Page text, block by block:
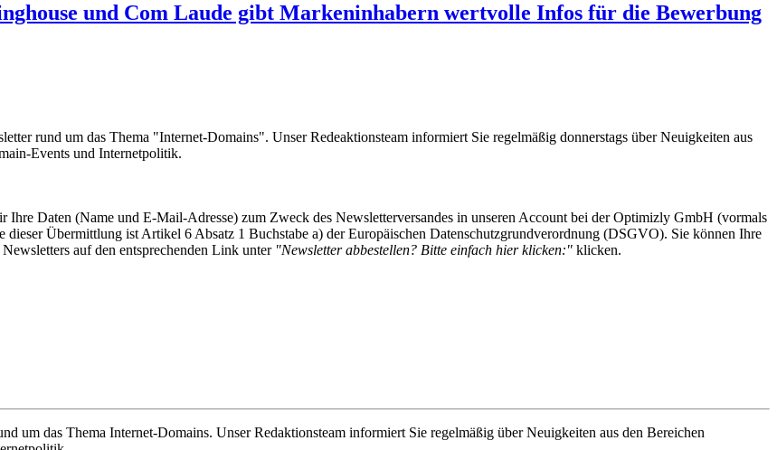
und Com Laude gibt Markeninhabern wertvolle Infos für die Bewerbung
rund um das Thema "Internet-Domains". Unser Redeaktionsteam informiert Sie regelmäßig donnerstags über Neuigkeiten aus
Events und Internetpolitik.
Daten (Name und E-Mail-Adresse) zum Zweck des Newsletterversandes in unseren Account bei der Optimizly GmbH (vormals
Übermittlung ist Artikel 6 Absatz 1 Buchstabe a) der Europäischen Datenschutzgrundverordnung (DSGVO). Sie können Ihre
auf den entsprechenden Link unter "Newsletter abbestellen? Bitte einfach hier klicken:" klicken.
um das Thema Internet-Domains. Unser Redaktionsteam informiert Sie regelmäßig über Neuigkeiten aus den Bereichen